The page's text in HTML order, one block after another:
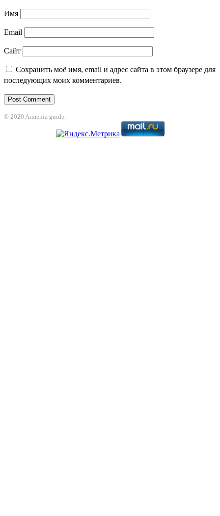
Имя
Email
Сайт
Сохранить моё имя, email и адрес сайта в этом браузере для
последующих моих комментариев.
© 2020 Armenia guide.